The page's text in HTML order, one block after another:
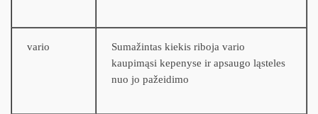
vario
Sumažintas kiekis riboja vario
kaupimąsi kepenyse ir apsaugo ląsteles
nuo jo pažeidimo